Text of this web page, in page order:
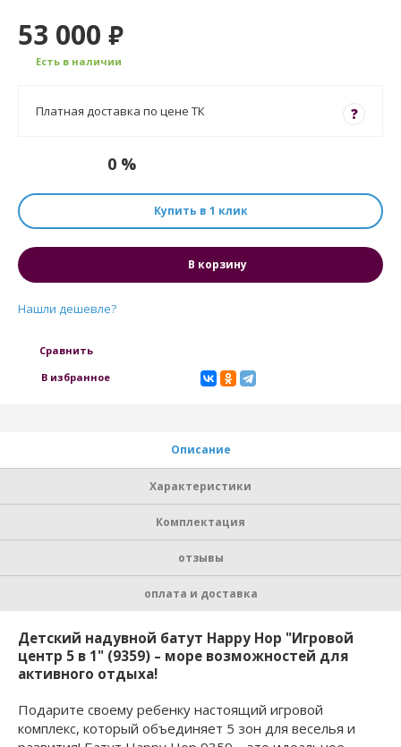
53 000 ₽
Есть в наличии
?
Платная доставка по цене ТК
0 %
Купить в 1 клик
В корзину
Нашли дешевле?
Сравнить
В избранное
Описание
Характеристики
Комплектация
отзывы
оплата и доставка
Детский надувной батут Happy Hop "Игровой
центр 5 в 1" (9359) – море возможностей для
активного отдыха!
Подарите своему ребенку настоящий игровой
комплекс, который объединяет 5 зон для веселья и